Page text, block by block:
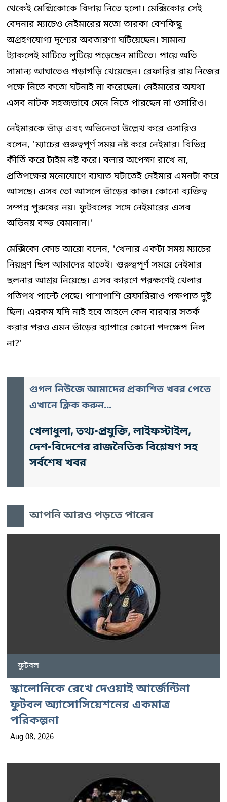
থেকেই মেক্সিকোকে বিদায় নিতে হলো। মেক্সিকোর সেই
বেদনার ম্যাচেও নেইমারের মতো তারকা বেশকিছু
অগ্রহণযোগ্য দৃশ্যের অবতারণা ঘটিয়েছেন। সামান্য
ট্যাকলেই মাটিতে লুটিয়ে পড়েছেন মাটিতে। পায়ে অতি
সামান্য আঘাতেও গড়াগড়ি খেয়েছেন। রেফারির রায় নিজের
পক্ষে নিতে কতো ঘটনাই না করেছেন। নেইমারের অযথা
এসব নাটক সহজভাবে মেনে নিতে পারছেন না ওসারিও।
নেইমারকে ভাঁড় এবং অভিনেতা উল্লেখ করে ওসারিও
বলেন, 'ম্যাচের গুরুত্বপূর্ণ সময় নষ্ট করে নেইমার। বিভিন্ন
কীর্তি করে টাইম নষ্ট করে। বলার অপেক্ষা রাখে না,
প্রতিপক্ষের মনোযোগে ব্যঘাত ঘটাতেই নেইমার এমনটা করে
আসছে। এসব তো আসলে ভাঁড়ের কাজ। কোনো ব্যক্তিত্ব
সম্পন্ন পুরুষের নয়। ফুটবলের সঙ্গে নেইমারের এসব
অভিনয় বড্ড বেমানান।'
মেক্সিকো কোচ আরো বলেন, 'খেলার একটা সময় ম্যাচের
নিয়ন্ত্রণ ছিল আমাদের হাতেই। গুরুত্বপূর্ণ সময়ে নেইমার
ছলনার আশ্রয় নিয়েছে। এসব কারণে পরক্ষণেই খেলার
গতিপথ পাল্টে গেছে। পাশাপাশি রেফারিরাও পক্ষপাত দুষ্ট
ছিল। এরকম যদি নাই হবে তাহলে কেন বারবার সতর্ক
করার পরও এমন ভাঁড়ের ব্যাপারে কোনো পদক্ষেপ নিল
না?'
গুগল নিউজে আমাদের প্রকাশিত খবর পেতে
এখানে ক্লিক করুন...
খেলাধুলা, তথ্য-প্রযুক্তি, লাইফস্টাইল,
দেশ-বিদেশের রাজনৈতিক বিশ্লেষণ সহ
সর্বশেষ খবর
আপনি আরও পড়তে পারেন
ফুটবল
স্কালোনিকে রেখে দেওয়াই আর্জেন্টিনা
ফুটবল অ্যাসোসিয়েশনের একমাত্র
পরিকল্পনা
Aug 08, 2026